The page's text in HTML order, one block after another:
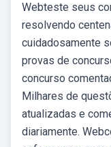
Webteste seus
resolvendo
cuidadosamente
provas de
concurso
Milhares de
atualizadas e
diariamente.